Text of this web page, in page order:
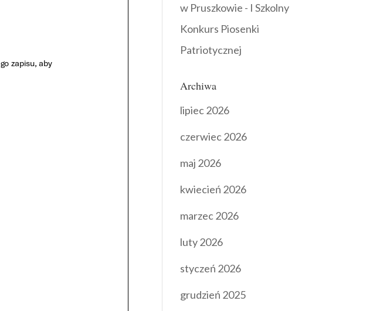
w Pruszkowie - I Szkolny
Konkurs Piosenki
Patriotycznej
Archiwa
lipiec 2026
czerwiec 2026
maj 2026
kwiecień 2026
marzec 2026
luty 2026
styczeń 2026
grudzień 2025